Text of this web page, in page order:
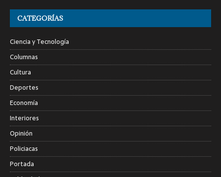
CATEGORÍAS
Ciencia y Tecnología
Columnas
Cultura
Deportes
Economía
Interiores
Opinión
Policiacas
Portada